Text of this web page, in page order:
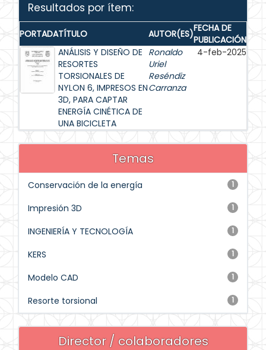
Resultados por ítem:
PORTADATÍTULO AUTOR(ES)FECHA DE
PUBLICACIÓN
ANÁLISIS Y DISEÑO DE
RESORTES
TORSIONALES DE
NYLON 6, IMPRESOS EN
3D, PARA CAPTAR
ENERGÍA CINÉTICA DE
UNA BICICLETA
Ronaldo
Uriel
Reséndiz
Carranza
4-feb-2025
Temas
1
Conservación de la energía
1
Impresión 3D
1
INGENIERÍA Y TECNOLOGÍA
1
KERS
1
Modelo CAD
1
Resorte torsional
Director / colaboradores